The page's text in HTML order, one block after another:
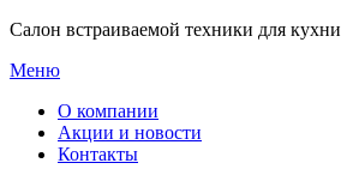
Салон встраиваемой техники для кухни
Меню
О компании
Акции и новости
Контакты